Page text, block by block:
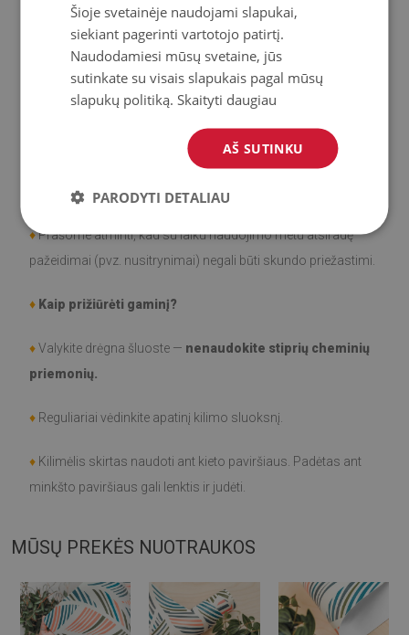
Storis:1,6mm
Didelis atsparumas spalvos pasikeitimui ir
UV
spinduliams.
Gaminys lengvai valomas , atsparus dėmėms ir vandeniui.
♦Prašome atminti, kad su laiku naudojimo metu atsiradę
pažeidimai (pvz. nusitrynimai) negali būti skundo priežastimi.
♦ Kaip prižiūrėti gaminį?
♦Valykite drėgna šluoste — nenaudokite stiprių cheminių
priemonių.
♦ Reguliariai vėdinkite apatinį kilimo sluoksnį.
♦ Kilimėlis skirtas naudoti ant kieto paviršiaus. Padėtas ant
minkšto paviršiaus gali lenktis ir judėti.
MŪSŲ PREKĖS NUOTRAUKOS
Šioje svetainėje naudojami slapukai,
siekiant pagerinti vartotojo patirtį.
Naudodamiesi mūsų svetaine, jūs
sutinkate su visais slapukais pagal mūsų
slapukų politiką.Skaityti daugiau
AŠ SUTINKU
PARODYTI DETALIAU